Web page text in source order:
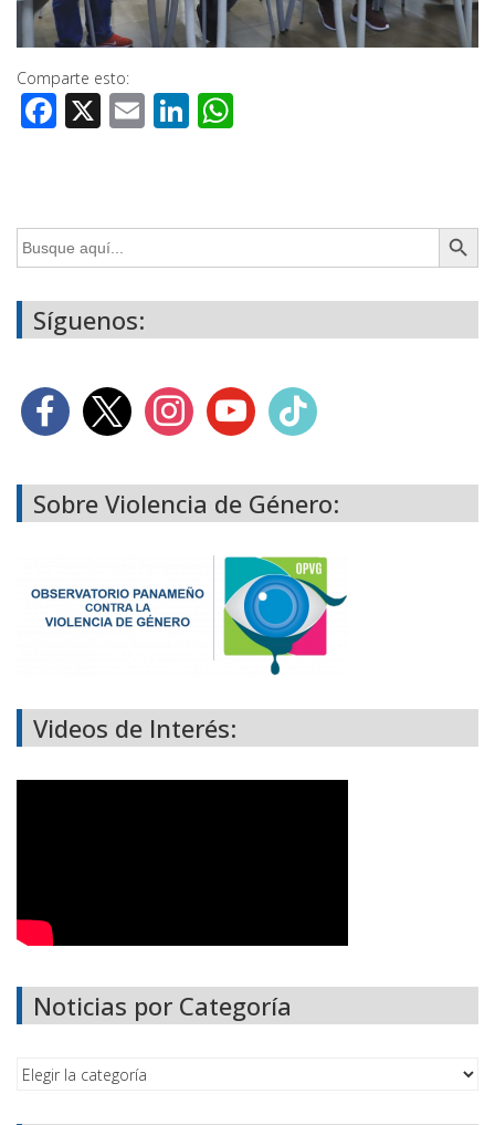
Comparte esto:
Facebook
X EmailLinkedIn
Buscar: Botón de
Síguenos:
Sobre Violencia de Género:
Videos de Interés:
Noticias por Categoría